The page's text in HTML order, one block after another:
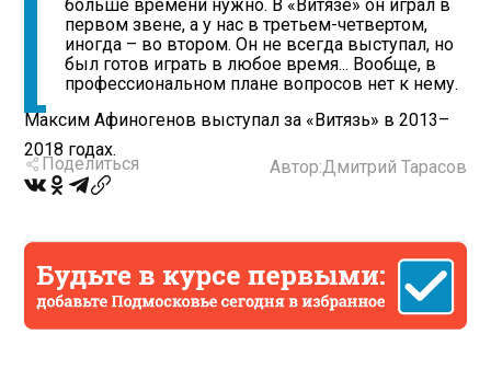
больше времени нужно. В «Витязе» он играл в
первом звене, а у нас в третьем-четвертом,
иногда – во втором. Он не всегда выступал, но
был готов играть в любое время... Вообще, в
профессиональном плане вопросов нет к нему.
Максим Афиногенов выступал за «Витязь» в 2013–
2018 годах.
Поделиться Автор:Дмитрий Тарасов